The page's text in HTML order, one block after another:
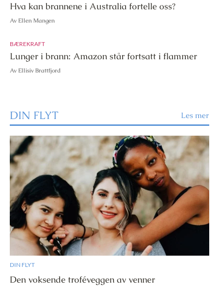
Hva kan brannene i Australia fortelle oss?
Av Ellen Mangen
BÆREKRAFT
Lunger i brann: Amazon står fortsatt i flammer
Av Ellisiv Brattfjord
DIN FLYT Les mer
DIN FLYT
Den voksende troféveggen av venner